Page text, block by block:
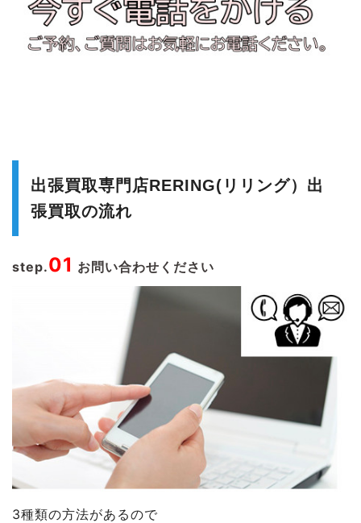
出張買取専門店RERING(リリング）出
張買取の流れ
step.01 お問い合わせください
3種類の方法があるので